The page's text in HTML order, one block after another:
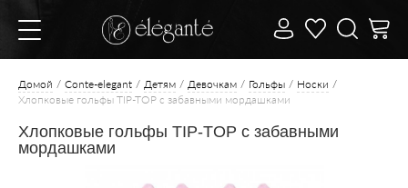
Домой Conte-elegant Детям Девочкам Гольфы
Носки
Хлопковые гольфы TIP-TOP с забавными мордашками
Хлопковые гольфы TIP-TOP с забавными
мордашками